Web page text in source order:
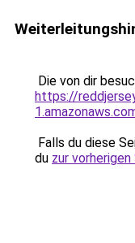
Die von dir
https://
Falls du diese
du zur